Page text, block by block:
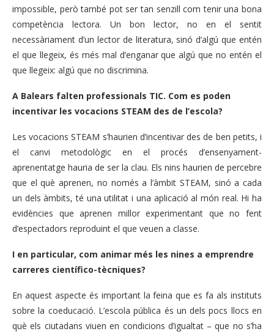
impossible, però també pot ser tan senzill com tenir una bona
competència lectora. Un bon lector, no en el sentit
necessàriament d’un lector de literatura, sinó d’algú que entén
el que llegeix, és més mal d’enganar que algú que no entén el
que llegeix: algú que no discrimina.
A Balears falten professionals TIC. Com es poden
incentivar les vocacions STEAM des de l’escola?
Les vocacions STEAM s’haurien d’incentivar des de ben petits, i
el canvi metodològic en el procés d’ensenyament-
aprenentatge hauria de ser la clau. Els nins haurien de percebre
que el què aprenen, no només a l’àmbit STEAM, sinó a cada
un dels àmbits, té una utilitat i una aplicació al món real. Hi ha
evidències que aprenen millor experimentant que no fent
d’espectadors reproduint el que veuen a classe.
I en particular, com animar més les nines a emprendre
carreres científico-tècniques?
En aquest aspecte és important la feina que es fa als instituts
sobre la coeducació. L’escola pública és un dels pocs llocs en
què els ciutadans viuen en condicions d’igualtat – que no s’ha